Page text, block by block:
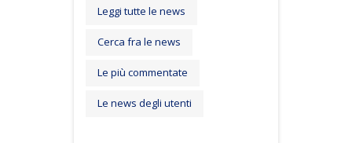
Leggi tutte le news
Cerca fra le news
Le più commentate
Le news degli utenti